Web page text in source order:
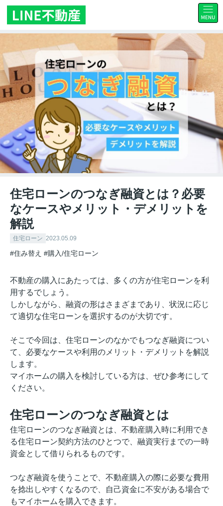
住宅ローンのつなぎ融資とは？必要
なケースやメリット・デメリットを
解説
住宅ローン 2023.05.09
#住み替え #購入/住宅ローン
不動産の購入にあたっては、多くの方が住宅ローンを利
用するでしょう。
しかしながら、融資の形はさまざまであり、状況に応じ
て適切な住宅ローンを選択するのが大切です。
そこで今回は、住宅ローンのなかでもつなぎ融資につい
て、必要なケースや利用のメリット・デメリットを解説
します。
マイホームの購入を検討している方は、ぜひ参考にして
ください。
住宅ローンのつなぎ融資とは
住宅ローンのつなぎ融資とは、不動産購入時に利用でき
る住宅ローン契約方法のひとつで、融資実行までの一時
資金として借りられるものです。
つなぎ融資を使うことで、不動産購入の際に必要な費用
を捻出しやすくなるので、自己資金に不安がある場合で
もマイホームを購入できます。